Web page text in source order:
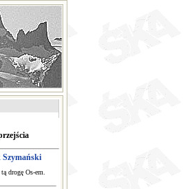
Szymański
drogę Os-em.